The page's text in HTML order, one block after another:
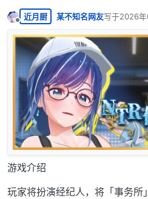
离线
近月厨 某不知名网友写于2026
最后由 编辑
游戏介绍
玩家将扮演经纪人，将「事务所